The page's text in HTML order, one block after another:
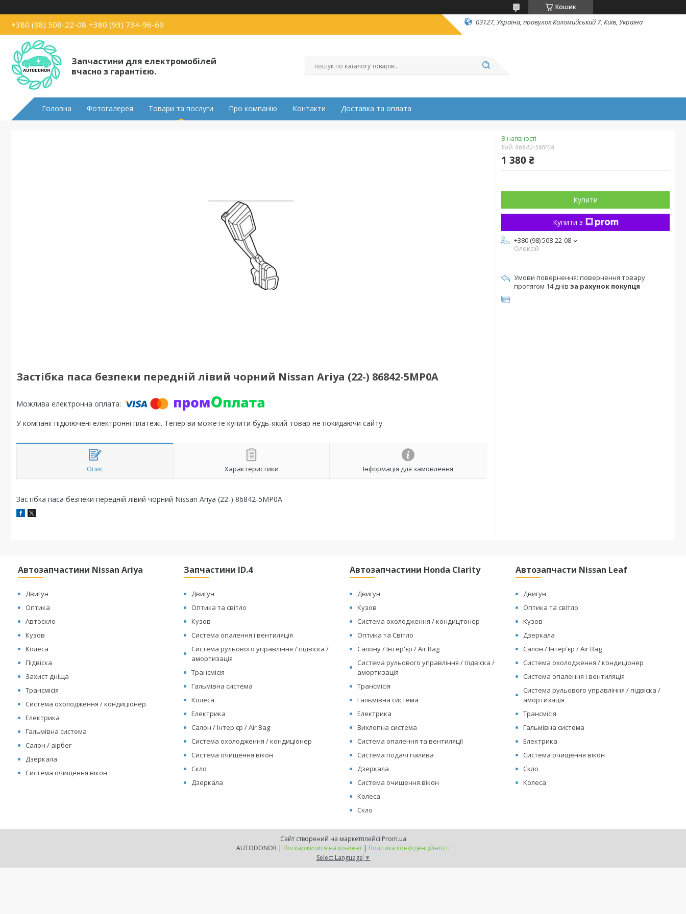
Кошик
+380 (98) 508-22-08 +380 (93) 734-96-69 03127, Україна, провулок Коломийський 7, Київ, Україна
Запчастини для електромобілей
вчасно з гарантією.
Головна Фотогалерея Товари та послуги Про компанію Контакти Доставка та оплата
Застібка паса безпеки передній лівий чорний Nissan Ariya (22-) 86842-5MP0A
У компанії підключені електронні платежі. Тепер ви можете купити будь-який товар не покидаючи сайту.
Опис Характеристики Інформація для замовлення
Застібка паса безпеки передній лівий чорний Nissan Ariya (22-) 86842-5MP0A
В наявності
Код:86842-5MP0A
1 380 ₴
Купити
Купити з
+380 (98) 508-22-08
Олексій
повернення товару
протягом 14 днів за рахунок покупця
Автозапчастини Nissan Ariya
Двигун
Оптика
Автоскло
Кузов
Колеса
Підвіска
Захист дніща
Трансмісія
Система охолодження / кондиціонер
Електрика
Гальмівна система
Салон / аірбег
Дзеркала
Система очищення вікон
Запчастини ID.4
Двигун
Оптика та світло
Кузов
Система опалення і вентиляція
Система рульового управління / підвіска /
амортизація
Трансмісія
Гальмівна система
Колеса
Електрика
Салон / Інтер'єр / Air Bag
Система охолодження / кондиціонер
Система очищення вікон
Скло
Дзеркала
Автозапчастини Honda Clarity
Двигун
Кузов
Система охолодження / кондицтонер
Оптика та Світло
Салону / Інтер'єр / Air Bag
Система рульового управління / підвіска /
амортизація
Трансмісія
Гальмівна система
Електрика
Вихлопна система
Система опалення та вентиляції
Система подачі палива
Дзеркала
Система очищення вікон
Колеса
Скло
Автозапчасти Nissan Leaf
Двигун
Оптика та світло
Кузов
Дзеркала
Салон / Інтер'єр / Air Bag
Система охолодження / кондиціонер
Система опалення і вентиляція
Система рульового управління / підвіска /
амортизація
Трансмісія
Гальмівна система
Електрика
Система очищення вікон
Скло
Колеса
Сайт створений на маркетплейсі Prom.ua
AUTODONOR | Поскаржитися на контент | Політика конфіденційності
Select Language ▼